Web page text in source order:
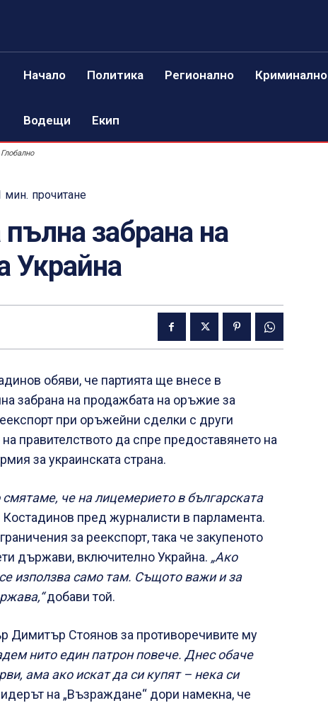
Начало Политика Регионално Криминално
Водещи Екип
мин. прочитане
забрана на
Украйна
обяви, че партията ще внесе в
забрана на продажбата на оръжие за
при оръжейни сделки с други
правителството да спре предоставянето на
за украинската страна.
че на лицемерието в българската
пред журналисти в парламента.
за реекспорт, така че закупеното
държави, включително Украйна. „Ако
използва само там. Същото важи и за
добави той.
Димитър Стоянов за противоречивите му
нито един патрон повече. Днес обаче
ама ако искат да си купят – нека си
на „Възраждане“ дори намекна, че